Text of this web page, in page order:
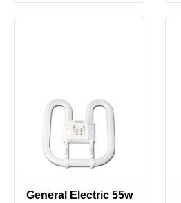
General Electric 55w